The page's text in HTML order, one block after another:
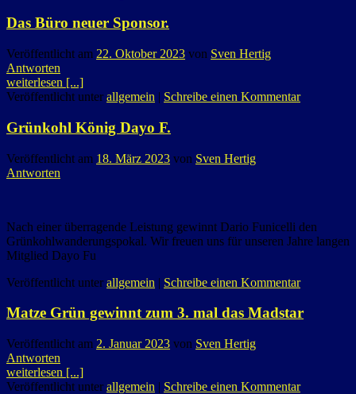
Das Büro neuer Sponsor.
Veröffentlicht am 22. Oktober 2023 von Sven Hertig
Antworten
weiterlesen [...]
Veröffentlicht unter allgemein | Schreibe einen Kommentar
Grünkohl König Dayo F.
Veröffentlicht am 18. März 2023 von Sven Hertig
Antworten
Nach einer überragende Leistung gewinnt Dario Funicelli den
Grünkohlwanderungspokal. Wir freuen uns für unseren Jahre langen
Mitglied Dayo Fu
Veröffentlicht unter allgemein | Schreibe einen Kommentar
Matze Grün gewinnt zum 3. mal das Madstar
Veröffentlicht am 2. Januar 2023 von Sven Hertig
Antworten
weiterlesen [...]
Veröffentlicht unter allgemein | Schreibe einen Kommentar